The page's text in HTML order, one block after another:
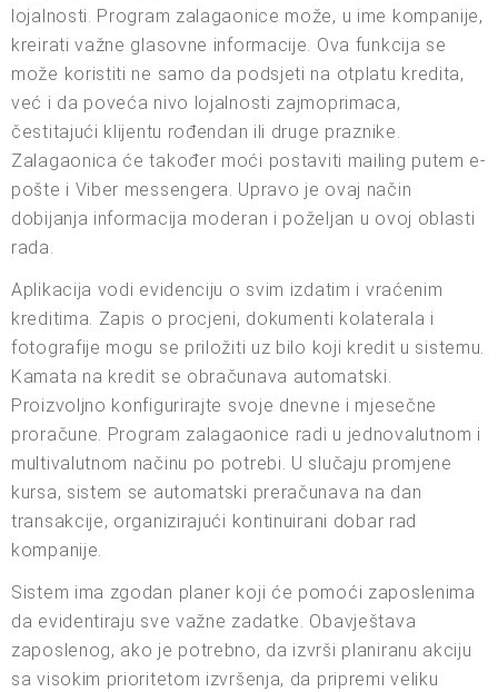
lojalnosti. Program zalagaonice može, u ime kompanije,
kreirati važne glasovne informacije. Ova funkcija se
može koristiti ne samo da podsjeti na otplatu kredita,
već i da poveća nivo lojalnosti zajmoprimaca,
čestitajući klijentu rođendan ili druge praznike.
Zalagaonica će također moći postaviti mailing putem e-
pošte i Viber messengera. Upravo je ovaj način
dobijanja informacija moderan i poželjan u ovoj oblasti
rada.
Aplikacija vodi evidenciju o svim izdatim i vraćenim
kreditima. Zapis o procjeni, dokumenti kolaterala i
fotografije mogu se priložiti uz bilo koji kredit u sistemu.
Kamata na kredit se obračunava automatski.
Proizvoljno konfigurirajte svoje dnevne i mjesečne
proračune. Program zalagaonice radi u jednovalutnom i
multivalutnom načinu po potrebi. U slučaju promjene
kursa, sistem se automatski preračunava na dan
transakcije, organizirajući kontinuirani dobar rad
kompanije.
Sistem ima zgodan planer koji će pomoći zaposlenima
da evidentiraju sve važne zadatke. Obavještava
zaposlenog, ako je potrebno, da izvrši planiranu akciju
sa visokim prioritetom izvršenja, da pripremi veliku